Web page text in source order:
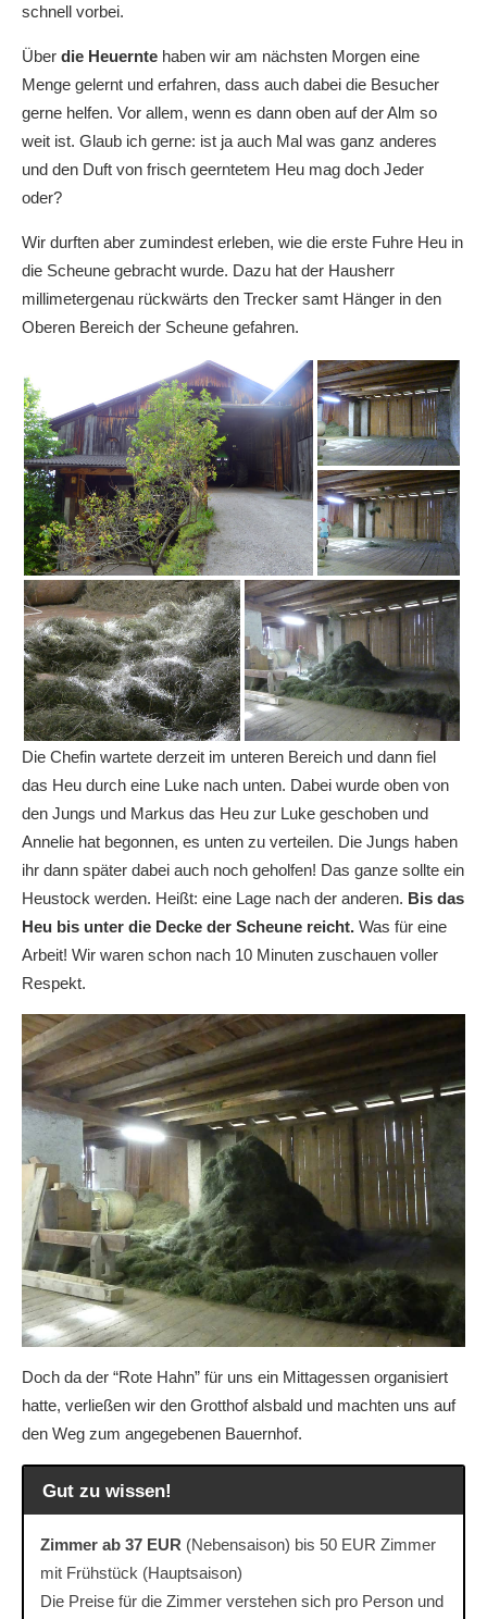
schnell vorbei.
Über die Heuernte haben wir am nächsten Morgen eine
Menge gelernt und erfahren, dass auch dabei die Besucher
gerne helfen. Vor allem, wenn es dann oben auf der Alm so
weit ist. Glaub ich gerne: ist ja auch Mal was ganz anderes
und den Duft von frisch geerntetem Heu mag doch Jeder
oder?
Wir durften aber zumindest erleben, wie die erste Fuhre Heu in
die Scheune gebracht wurde. Dazu hat der Hausherr
millimetergenau rückwärts den Trecker samt Hänger in den
Oberen Bereich der Scheune gefahren.
Die Chefin wartete derzeit im unteren Bereich und dann fiel
das Heu durch eine Luke nach unten. Dabei wurde oben von
den Jungs und Markus das Heu zur Luke geschoben und
Annelie hat begonnen, es unten zu verteilen. Die Jungs haben
ihr dann später dabei auch noch geholfen! Das ganze sollte ein
Heustock werden. Heißt: eine Lage nach der anderen. Bis das
Heu bis unter die Decke der Scheune reicht. Was für eine
Arbeit! Wir waren schon nach 10 Minuten zuschauen voller
Respekt.
Doch da der “Rote Hahn” für uns ein Mittagessen organisiert
hatte, verließen wir den Grotthof alsbald und machten uns auf
den Weg zum angegebenen Bauernhof.
Gut zu wissen!
Zimmer ab 37 EUR (Nebensaison) bis 50 EUR Zimmer
mit Frühstück (Hauptsaison)
Die Preise für die Zimmer verstehen sich pro Person und